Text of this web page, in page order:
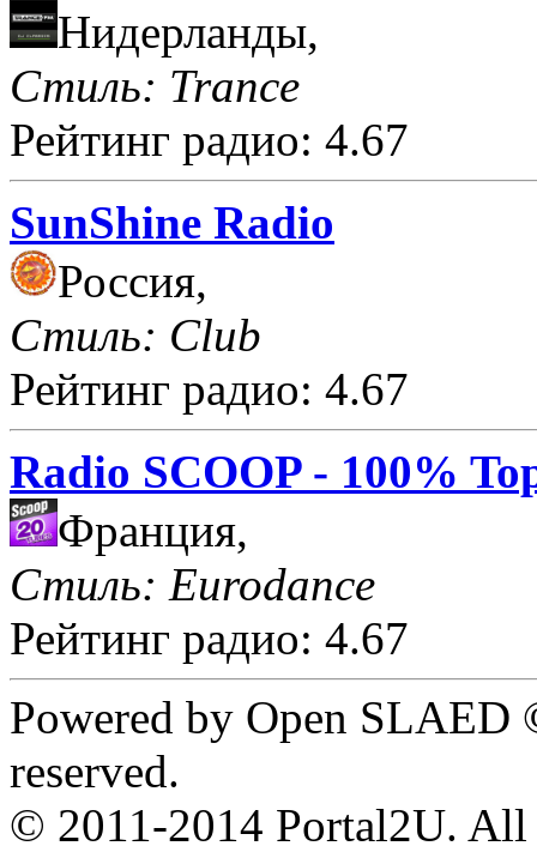
Нидерланды,
Стиль: Trance
Рейтинг радио: 4.67
SunShine Radio
Россия,
Стиль: Club
Рейтинг радио: 4.67
Radio SCOOP - 100%
Франция,
Стиль: Eurodance
Рейтинг радио: 4.67
Powered by Open
reserved.
© 2011-2014 Portal2U. All